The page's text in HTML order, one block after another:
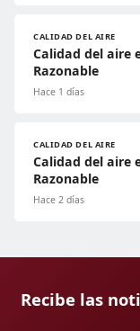
CALIDAD DEL AIRE
Calidad del aire
Razonable
Hace 1 días
CALIDAD DEL AIRE
Calidad del aire
Razonable
Hace 2 días
Recibe las